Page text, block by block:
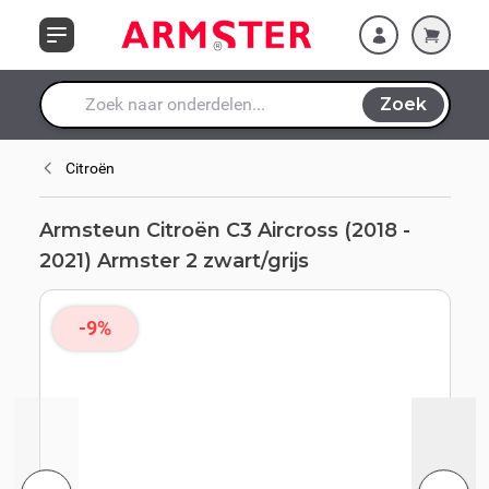
Waar ben je naar op zoek?
Zoek
zwart/grijs
Citroën
Armsteun Citroën C3 Aircross (2018 -
2021) Armster 2 zwart/grijs
-9%